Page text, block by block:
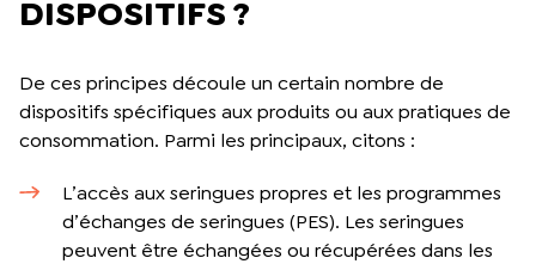
DISPOSITIFS ?
De ces principes découle un certain nombre de
dispositifs spécifiques aux produits ou aux pratiques de
consommation. Parmi les principaux, citons :
L’accès aux seringues propres et les programmes
d’échanges de seringues (PES). Les seringues
peuvent être échangées ou récupérées dans les